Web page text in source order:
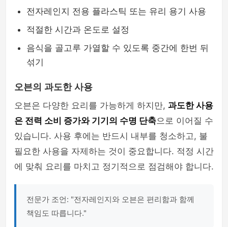
전자레인지 전용 플라스틱 또는 유리 용기 사용
적절한 시간과 온도로 설정
음식을 골고루 가열할 수 있도록 중간에 한번 뒤
섞기
오븐의 과도한 사용
오븐은 다양한 요리를 가능하게 하지만, 과도한 사용
은 전력 소비 증가와 기기의 수명 단축으로 이어질 수
있습니다. 사용 후에는 반드시 내부를 청소하고, 불
필요한 사용을 자제하는 것이 중요합니다. 적정 시간
에 맞춰 요리를 마치고 정기적으로 점검해야 합니다.
전문가 조언: "전자레인지와 오븐은 편리함과 함께
책임도 따릅니다."